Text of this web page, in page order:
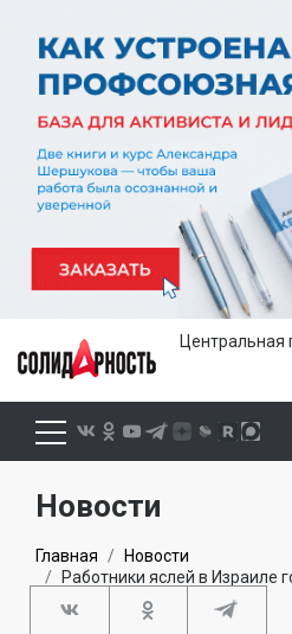
Центральная
Новости
Главная
Новости
Работники яслей в Израиле